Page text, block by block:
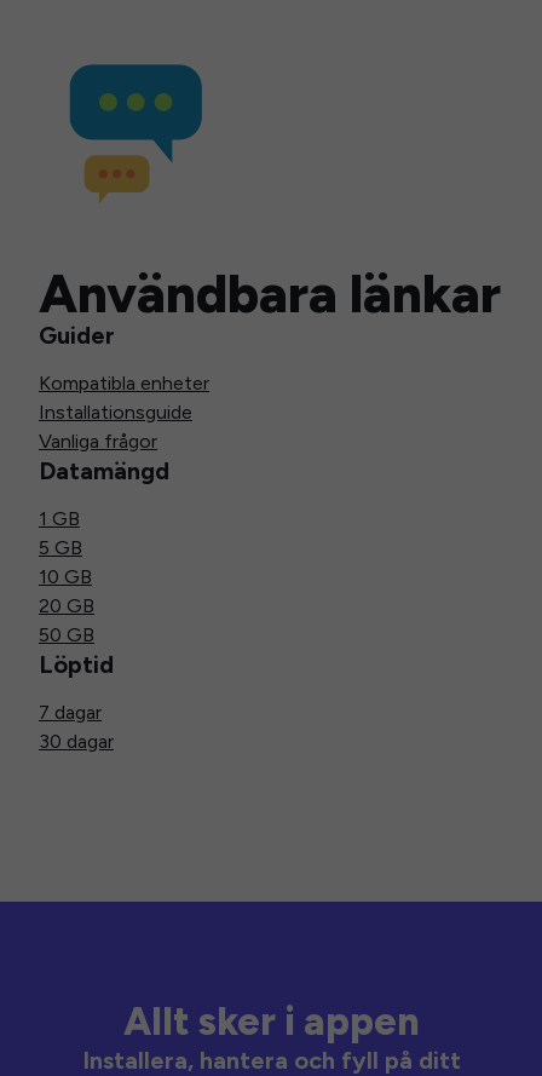
Användbara länkar
Guider
Kompatibla enheter
Installationsguide
Vanliga frågor
Datamängd
1 GB
5 GB
10 GB
20 GB
50 GB
Löptid
7 dagar
30 dagar
Allt sker i appen
Installera, hantera och fyll på ditt